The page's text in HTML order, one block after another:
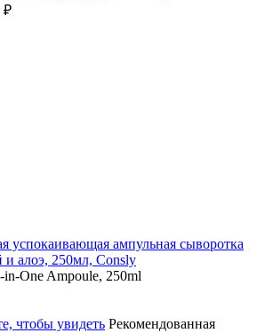
₽
успокаивающая ампульная сыворотка
и алоэ, 250мл, Consly
One Ampoule, 250ml
чтобы увидеть Рекомендованная